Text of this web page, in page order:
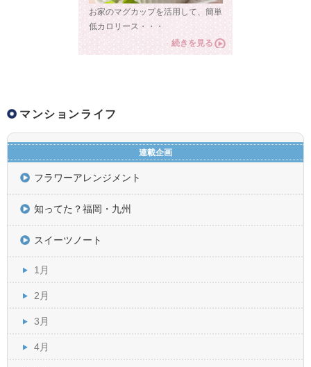
お家のマグカップを活用して、簡単
低カロリース・・・
続きを見る
マンションライフ
連載企画
フラワーアレンジメント
知ってた？福岡・九州
スイーツノート
1月
2月
3月
4月